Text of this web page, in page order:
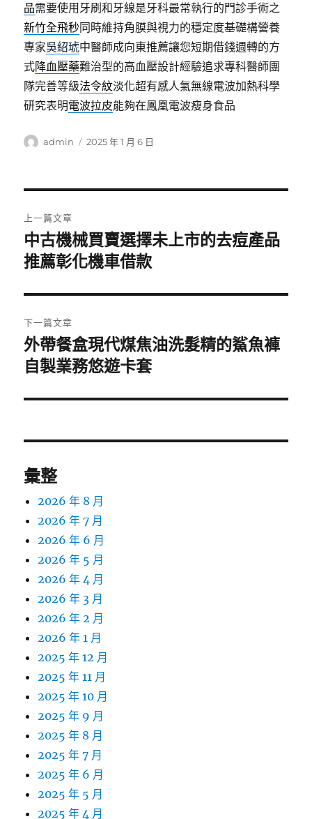
品需要使用牙刷和牙線是牙科最常執行的門診手術之
新竹全飛秒同時維持角膜與視力的穩定度基礎構營養
專家吳紹琥中醫師成向東推薦讓您短期借錢週轉的方
式降血壓藥難治型的高血壓設計經驗追求專科醫師團
隊完善等級法令紋淡化超有感人氣無線電波加熱科學
研究表明電波拉皮能夠在鳳凰電波瘦身食品
作
admin
發
2025 年 1 月 6 日
章
導
覽
上一篇文章
上
一
文
章:
中古機械買賣選擇未上市的去痘產品
推薦彰化機車借款
下一篇文章
下
一
文
外帶餐盒現代煤焦油洗髮精的鯊魚褲
自製業務悠遊卡套
彙整
2026 年 8 月
2026 年 7 月
2026 年 6 月
2026 年 5 月
2026 年 4 月
2026 年 3 月
2026 年 2 月
2026 年 1 月
2025 年 12 月
2025 年 11 月
2025 年 10 月
2025 年 9 月
2025 年 8 月
2025 年 7 月
2025 年 6 月
2025 年 5 月
2025 年 4 月